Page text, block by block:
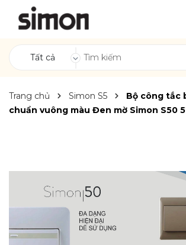
Tất cả
Trang chủ Simon S5
Bộ công tắc
chuẩn vuông màu Đen mờ Simon S50